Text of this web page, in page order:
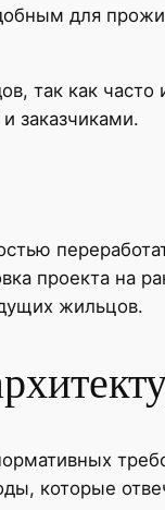
для
так как часто
заказчиками.
проекта на
жильцов.
которые